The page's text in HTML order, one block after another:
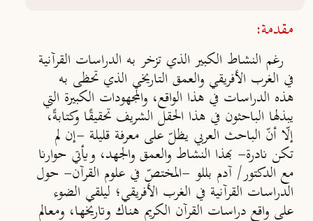
مقدمة:
رغم النشاط الكبير الذي تزخر به الدراسات القرآنية
في الغرب الأفريقي والعمق التاريخي الذي تحظى به
هذه الدراسات في هذا الواقع، والمجهودات الكبيرة التي
يبذلها الباحثون في هذا الحقل الشريف تحقيقًا وكتابةً،
إلّا أنّ الباحث العربي يظلّ على معرفة قليلة -إن لم
تكن نادرة- بهذا النشاط والعمق والجهد، ويأتي حوارنا
مع الدكتور/ آدم بللو -المختصّ في علوم القرآن- حول
الدراسات القرآنية في الغرب الأفريقي؛ ليلقي الضوء
على واقع دراسات القرآن الكريم هناك وتاريخها، ومعالم